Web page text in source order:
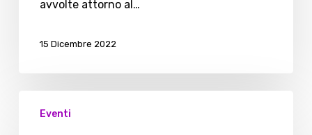
avvolte attorno al…
15 Dicembre 2022
PinetaEventi